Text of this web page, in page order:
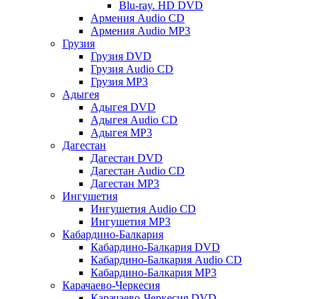
Blu-ray. HD DVD
Армения Audio CD
Армения Audio MP3
Грузия
Грузия DVD
Грузия Audio CD
Грузия MP3
Адыгея
Адыгея DVD
Адыгея Audio CD
Адыгея MP3
Дагестан
Дагестан DVD
Дагестан Audio CD
Дагестан MP3
Ингушетия
Ингушетия Audio CD
Ингушетия MP3
Кабардино-Балкария
Кабардино-Балкария DVD
Кабардино-Балкария Audio CD
Кабардино-Балкария MP3
Карачаево-Черкесия